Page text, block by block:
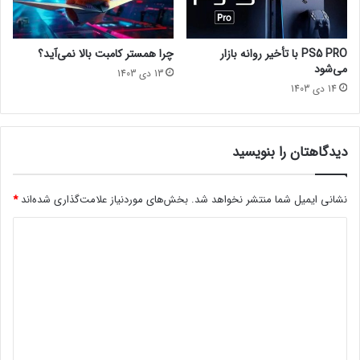
ا
ز
ک
ت
ا
ب‌
ه
ا
ج
د
ا
ش
ه
ا
ر
ا
ر
س
ا
۲
۰
۲
PS5 PRO با تأخیر روانه بازار
می‌شود
14 دی 1403
چرا همستر کامبت بالا نمی‌آید؟
13 دی 1403
دیدگاهتان را بنویسید
نشانی ایمیل شما منتشر نخواهد شد. بخش‌های موردنیاز علامت‌گذاری شده‌اند*